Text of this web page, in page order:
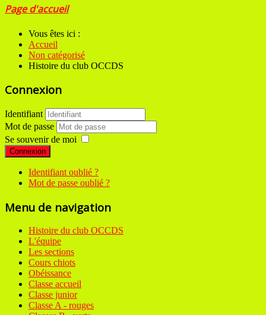
Page d'accueil
Vous êtes ici :
Accueil
Non catégorisé
Histoire du club OCCDS
Connexion
Identifiant
Mot de passe
Se souvenir de moi
Connexion
Identifiant oublié ?
Mot de passe oublié ?
Menu de navigation
Histoire du club OCCDS
L'équipe
Les sections
Cours chiots
Obéissance
Classe accueil
Classe junior
Classe A - rouges